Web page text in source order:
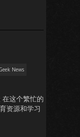
News
这个繁忙的
资源和学习